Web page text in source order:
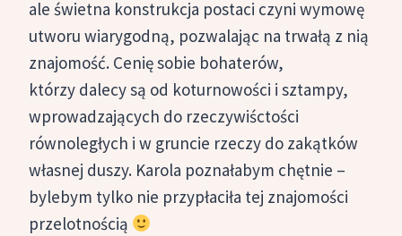
ale świetna konstrukcja postaci czyni wymowę
utworu wiarygodną, pozwalając na trwałą z nią
znajomość. Cenię sobie bohaterów,
którzy dalecy są od koturnowości i sztampy,
wprowadzających do rzeczywiśctości
równoległych i w gruncie rzeczy do zakątków
własnej duszy. Karola poznałabym chętnie –
bylebym tylko nie przypłaciła tej znajomości
przelotnością